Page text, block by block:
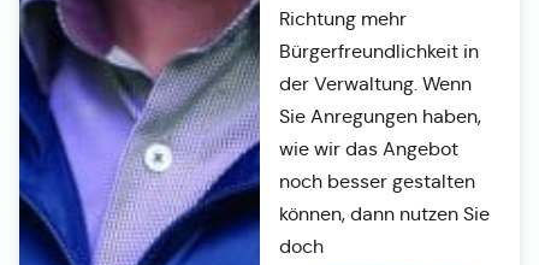
Richtung mehr
Bürgerfreundlichkeit in
der Verwaltung. Wenn
Sie Anregungen haben,
wie wir das Angebot
noch besser gestalten
können, dann nutzen Sie
doch